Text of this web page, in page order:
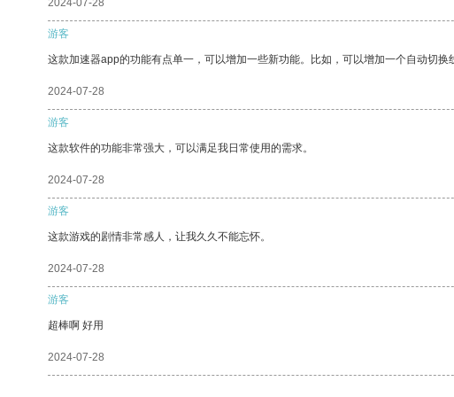
2024-07-28
游客
这款加速器app的功能有点单一，可以增加一些新功能。比如，可以增加一个自动切
2024-07-28
游客
这款软件的功能非常强大，可以满足我日常使用的需求。
2024-07-28
游客
这款游戏的剧情非常感人，让我久久不能忘怀。
2024-07-28
游客
超棒啊 好用
2024-07-28